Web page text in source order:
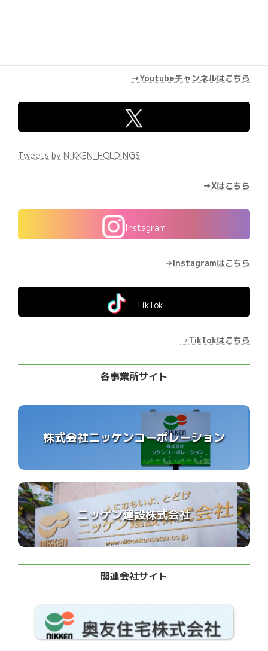
→Youtubeチャンネルはこちら
Tweets by NIKKEN_HOLDINGS
→Xはこちら
Instagram
→Instagramはこちら
TikTok
→TikTokはこちら
各事業所サイト
株式会社ニッケンコーポレーション
ニッケン建設株式会社
関連会社サイト